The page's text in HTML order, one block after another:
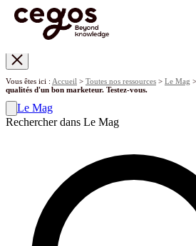
Vous êtes ici : Accueil > Toutes nos ressources > Le Mag >
qualités d'un bon marketeur. Testez-vous.
Le Mag
Rechercher dans Le Mag